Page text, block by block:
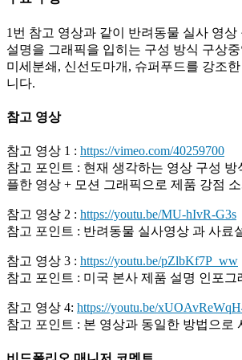
1번 참고 영상과 같이 반려동물 실사 영상
설명을 그래픽을 입히는 구성 방식 구상
미세분쇄, 신선도마개, 슈퍼푸드를 강조
니다.
참고 영상
참고 영상 1 : https://vimeo.com/40259700
참고 포인트 : 현재 생각하는 영상 구성 방
플한 영상 + 모션 그래픽으로 제품 강점 소
참고 영상 2 : https://youtu.be/MU-hIvR-G3s
참고 포인트 : 반려동물 실사영상 과 사료
참고 영상 3 : https://youtu.be/pZlbKf7P_ww
참고 포인트 : 미국 본사 제품 설명 인포그
참고 영상 4: https://youtu.be/
참고 포인트 : 본 영상과 동일한 방법으로